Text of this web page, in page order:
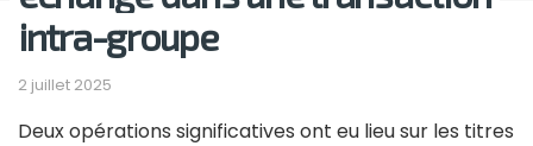
intra-groupe
2 juillet 2025
Deux opérations significatives ont eu lieu sur les titres